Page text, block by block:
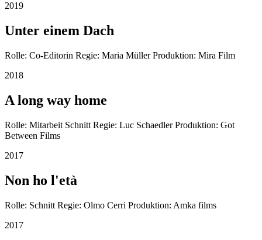
2019
Unter einem Dach
Rolle: Co-Editorin Regie: Maria Müller Produktion: Mira Film
2018
A long way home
Rolle: Mitarbeit Schnitt Regie: Luc Schaedler Produktion: Got
Between Films
2017
Non ho l'età
Rolle: Schnitt Regie: Olmo Cerri Produktion: Amka films
2017